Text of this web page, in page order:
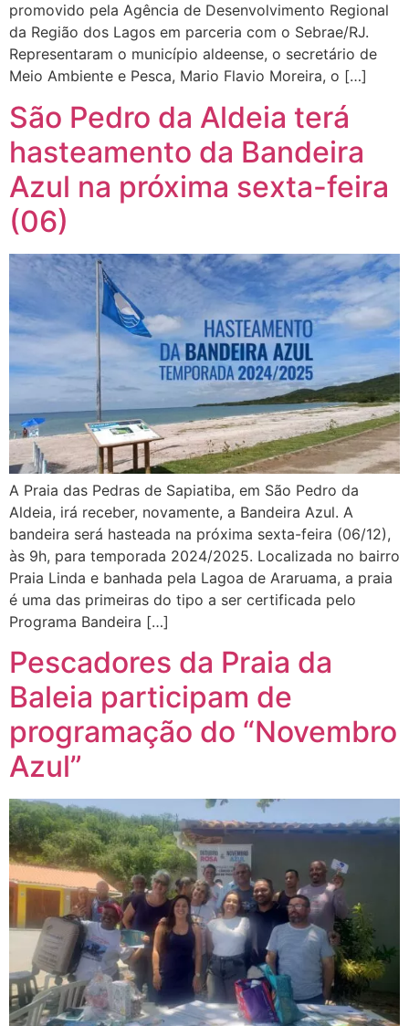
promovido pela Agência de Desenvolvimento Regional
da Região dos Lagos em parceria com o Sebrae/RJ.
Representaram o município aldeense, o secretário de
Meio Ambiente e Pesca, Mario Flavio Moreira, o […]
São Pedro da Aldeia terá
hasteamento da Bandeira
Azul na próxima sexta-feira
(06)
A Praia das Pedras de Sapiatiba, em São Pedro da
Aldeia, irá receber, novamente, a Bandeira Azul. A
bandeira será hasteada na próxima sexta-feira (06/12),
às 9h, para temporada 2024/2025. Localizada no bairro
Praia Linda e banhada pela Lagoa de Araruama, a praia
é uma das primeiras do tipo a ser certificada pelo
Programa Bandeira […]
Pescadores da Praia da
Baleia participam de
programação do “Novembro
Azul”